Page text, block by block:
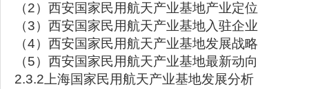
（2）西安国家民用航天产业基地产业定位
（3）西安国家民用航天产业基地入驻企业
（4）西安国家民用航天产业基地发展战略
（5）西安国家民用航天产业基地最新动向
2.3.2上海国家民用航天产业基地发展分析